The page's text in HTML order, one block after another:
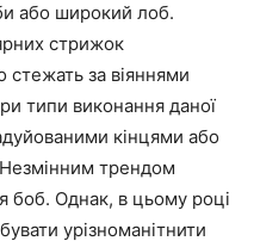
або широкий лоб.
стрижок
стежать за віяннями
типи виконання даної
кінцями або
трендом
боб. Однак, в цьому році
урізноманітнити